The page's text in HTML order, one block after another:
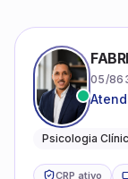
05/
Psicologia
CRP ativo